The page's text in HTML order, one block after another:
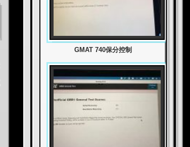
GMAT 740保分控制